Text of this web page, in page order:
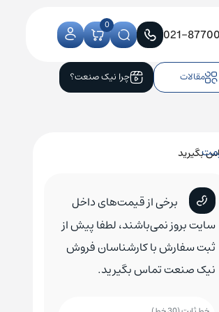
021-
0
کلید هوایی اشنایدر
کلید هوایی ABB
کلید هوایی ال اس
مقالات چرا نیک صنعت؟
بگیرید
برخی از قیمت‌های داخل
سایت بروز نمی‌باشند، لطفا پیش از
ثبت سفارش با کارشناسان فروش
نیک صنعت تماس بگیرید.